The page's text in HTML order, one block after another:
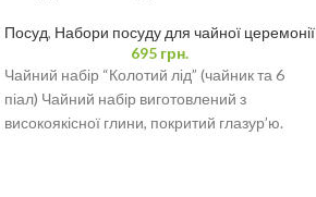
Посуд, Набори посуду для чайної церемонії
695 грн.
Чайний набір “Колотий лід” (чайник та 6
піал) Чайний набір виготовлений з
високоякісної глини, покритий глазур’ю.